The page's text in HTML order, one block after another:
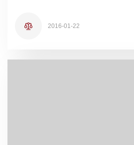
2016-01-22